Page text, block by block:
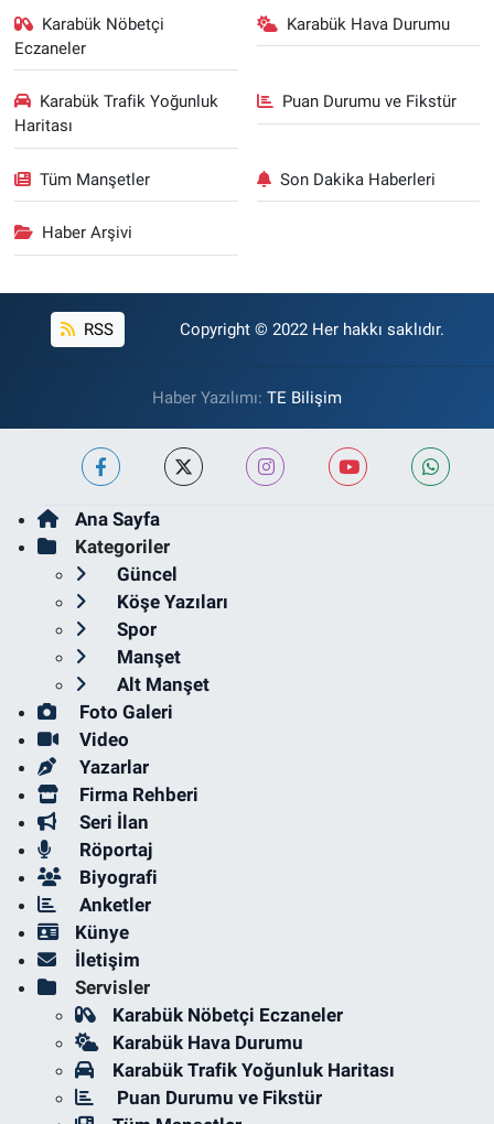
Karabük Nöbetçi
Eczaneler
Karabük Hava Durumu
Karabük Trafik Yoğunluk
Haritası
Puan Durumu ve Fikstür
Tüm Manşetler Son Dakika Haberleri
Haber Arşivi
RSS Copyright © 2022 Her hakkı saklıdır.
Haber Yazılımı: TE Bilişim
Ana Sayfa
Kategoriler
Güncel
Köşe Yazıları
Spor
Manşet
Alt Manşet
Foto Galeri
Video
Yazarlar
Firma Rehberi
Seri İlan
Röportaj
Biyografi
Anketler
Künye
İletişim
Servisler
Karabük Nöbetçi Eczaneler
Karabük Hava Durumu
Karabük Trafik Yoğunluk Haritası
Puan Durumu ve Fikstür